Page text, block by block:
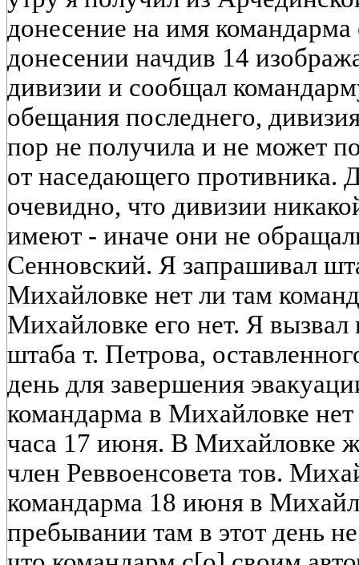
донесение на имя
донесении начдив 14
дивизии и сообщал
обещания последнего,
пор не получила и не может
от наседающего противника.
очевидно, что дивизии
имеют - иначе они не
Сенновский. Я запрашивал
Михайловке нет ли там
Михайловке его нет. Я вызвал
штаба т. Петрова,
день для завершения
командарма в Михайловке
часа 17 июня. В Михайловке
член Реввоенсовета тов.
командарма 18 июня в
пребывании там в этот день